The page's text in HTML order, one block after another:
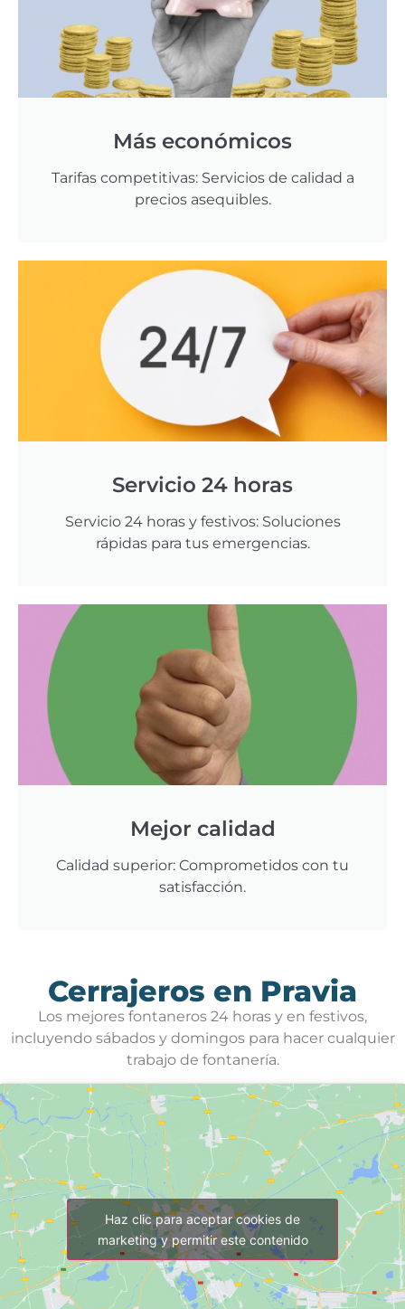
Más económicos
Tarifas competitivas: Servicios de calidad a
precios asequibles.
Servicio 24 horas
Servicio 24 horas y festivos: Soluciones
rápidas para tus emergencias.
Mejor calidad
Calidad superior: Comprometidos con tu
satisfacción.
Cerrajeros en Pravia
Los mejores fontaneros 24 horas y en festivos,
incluyendo sábados y domingos para hacer cualquier
trabajo de fontanería.
Haz clic para aceptar cookies de
marketing y permitir este contenido